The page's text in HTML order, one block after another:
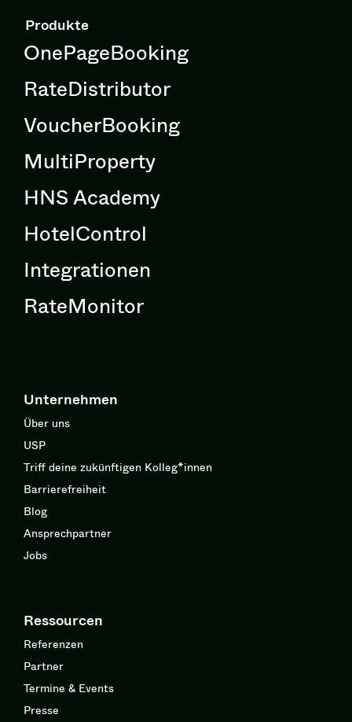
Produkte
OnePageBooking
RateDistributor
VoucherBooking
MultiProperty
HNS Academy
HotelControl
Integrationen
RateMonitor
Unternehmen
Über uns
USP
Triff deine zukünftigen Kolleg*innen
Barrierefreiheit
Blog
Ansprechpartner
Jobs
Ressourcen
Referenzen
Partner
Termine & Events
Presse